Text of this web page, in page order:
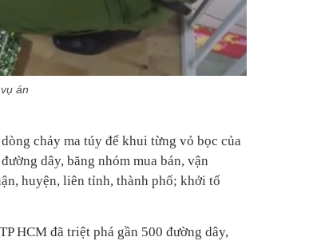
án
chảy ma túy để khui từng vỏ bọc của
dây, băng nhóm mua bán, vận
huyện, liên tỉnh, thành phố; khởi tố
HCM đã triệt phá gần 500 đường dây,